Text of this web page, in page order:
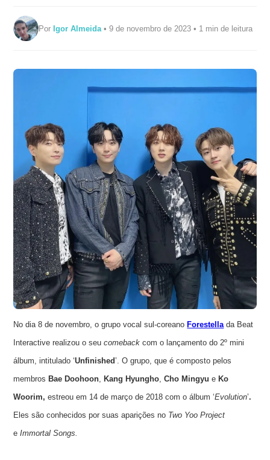
PorIgor Almeida • 9 de novembro de 2023 • 1 min de leitura
No dia 8 de novembro, o grupo vocal sul-coreano Forestella da Beat
Interactive realizou o seucomeback com o lançamento do 2º mini
álbum, intitulado ‘Unfinished’.O grupo, que é composto pelos
membros Bae Doohoon, Kang Hyungho,Cho Mingyue Ko
Woorim,estreou em 14 de março de 2018 com o álbum ‘Evolution’.
Eles são conhecidos por suas aparições no Two Yoo Project
eImmortal Songs.